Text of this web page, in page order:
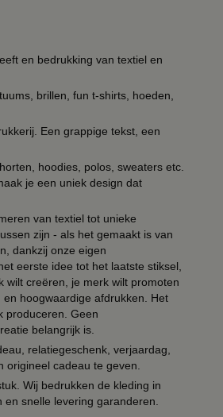
en bedrukking van textiel en
brillen, fun t-shirts, hoeden,
Een grappige tekst, een
hoodies, polos, sweaters etc.
je een uniek design dat
van textiel tot unieke
zijn - als het gemaakt is van
dankzij onze eigen
eerste idee tot het laatste stiksel,
wilt creëren, je merk wilt promoten
hoogwaardige afdrukken. Het
produceren. Geen
belangrijk is.
relatiegeschenk, verjaardag,
cadeau te geven.
Wij bedrukken de kleding in
snelle levering garanderen.